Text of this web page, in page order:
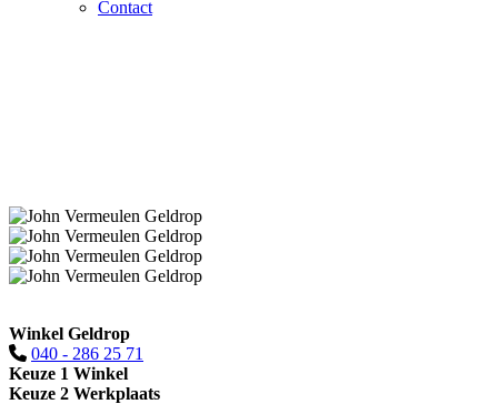
Contact
Winkel Geldrop
040 - 286 25 71
Keuze 1 Winkel
Keuze 2 Werkplaats